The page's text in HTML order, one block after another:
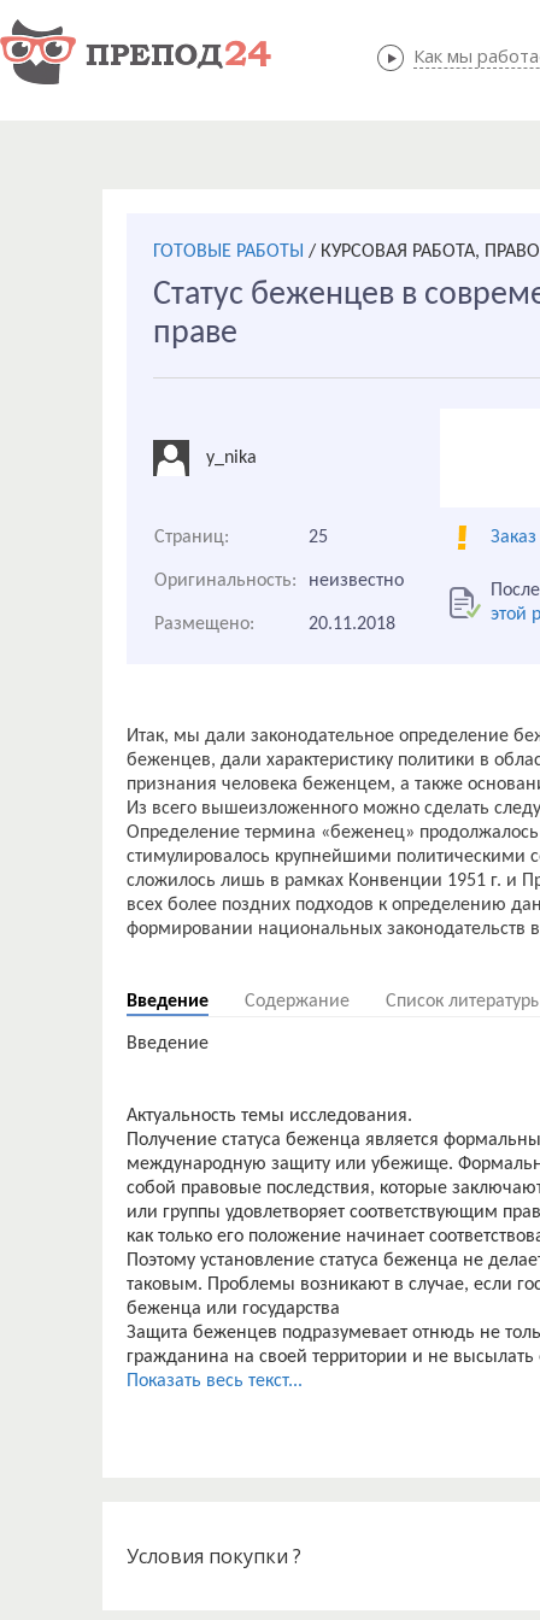
Как мы
Как мы
ГОТОВЫЕ РАБОТЫ / КУРСОВАЯ РАБОТА,
Статус беженцев в
праве
y_nika
Страниц: 25
Оригинальность: неизвестно
этой
Размещено: 20.11.2018
Итак, мы дали законодательное определение
беженцев, дали характеристику политики в
признания человека беженцем, а также
Из всего вышеизложенного можно сделать
Определение термина «беженец»
стимулировалось крупнейшими политическими
сложилось лишь в рамках Конвенции 1951 г. и
всех более поздних подходов к определению
формировании национальных законодательств
Введение Содержание Список
Введение
Актуальность темы исследования.
Получение статуса беженца является
международную защиту или убежище.
собой правовые последствия, которые
или группы удовлетворяет соответствующим
как только его положение начинает
Поэтому установление статуса беженца не
таковым. Проблемы возникают в случае, если
беженца или государства
Защита беженцев подразумевает отнюдь не
гражданина на своей территории и не высылать
Как и всякий формальный статус, статус
принадлежности не гарантирует ему
причиной бегства и поиска защиты у другого
Показать весь текст...
Условия покупки ?